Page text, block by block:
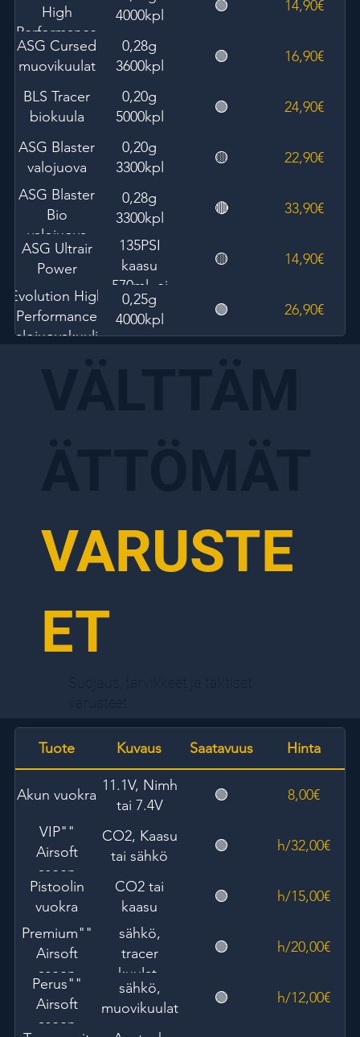
14,90€
🟢
4000kpl
High
Performance
muovikuulat
16,90€
🟢
0,28g
3600kpl
ASG Cursed
muovikuulat
24,90€
🟢
0,20g
5000kpl
BLS Tracer
biokuula
22,90€
🟡
0,20g
3300kpl
ASG Blaster
valojuova
33,90€
🔴
0,28g
3300kpl
ASG Blaster
Bio
valojuova
14,90€
🟡
135PSI
kaasu
570ml, ei
silikonia
ASG Ultrair
Power
26,90€
🟢
0,25g
4000kpl
Evolution High
Performance
valojuovakuulia
VARUSTE
ET
Hinta
Saatavuus
Kuvaus
Tuote
8,00€
🟢
11.1V, Nimh
tai 7.4V
Akun vuokra
32,00€/h
🟢
CO2, Kaasu
tai sähkö
"VIP"
Airsoft
aseen
vuokra
15,00€/h
🟢
CO2 tai
kaasu
Pistoolin
vuokra
20,00€/h
🟢
sähkö,
tracer
kuulat,
punapiste-
tai
"Premium"
Airsoft
aseen
vuokra
12,00€/h
🟢
sähkö,
muovikuulat
"Perus"
Airsoft
aseen